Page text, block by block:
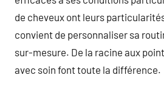
de cheveux ont leurs
convient de personnaliser sa
sur-mesure. De la racine aux
avec soin font toute la différence.